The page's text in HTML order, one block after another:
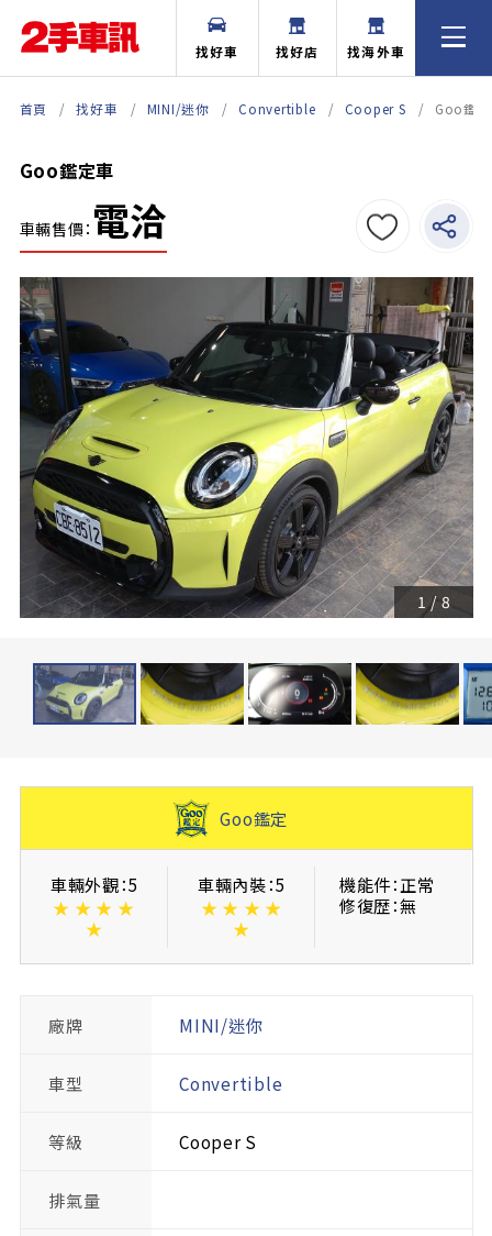
找好車 找好店 找海外車
首頁 找好車 MINI/迷你 Convertible Cooper S Goo鑑
Goo鑑定車
車輛售價： 電洽
1/ 8
Goo鑑定
車輛外觀：5
★ ★ ★ ★
★
車輛內裝：5
★ ★ ★ ★
★
機能件：正常
修復歴：無
廠牌 MINI/迷你
車型 Convertible
等級 Cooper S
排氣量